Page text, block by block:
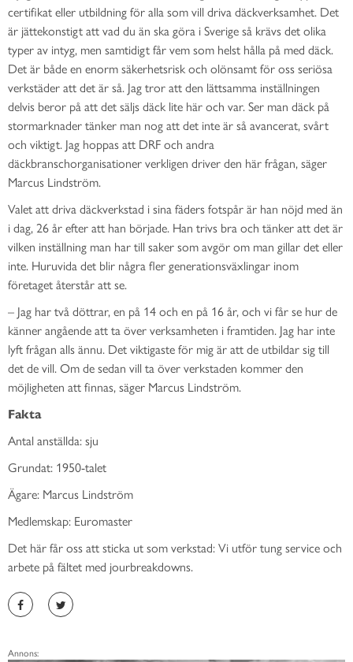
certifikat eller utbildning för alla som vill driva däckverksamhet. Det
är jättekonstigt att vad du än ska göra i Sverige så krävsdetolika
typer av intyg, men samtidigt får vem som helst hålla på med däck.
Det är både en enorm säkerhetsrisk och olönsamt för oss seriösa
verkstäder att det är så. Jag tror att den lättsamma inställningen
delvis beror på att det säljs däck lite här och var. Ser man däck på
stormarknader tänker man nog att det inte är så avancerat, svårt
och viktigt. Jag hoppas att DRFoch andra
däckbranschorganisationer verkligen driver den här frågan, säger
Marcus Lindström.
Valet att driva däckverkstad i sina fäders fotspår är han nöjd med än
i dag, 26 år efter att han började. Han trivs bra och tänker att det är
vilken inställning man har till saker som avgör om man gillar det eller
inte. Huruvida det blir några fler generationsväxlingar inom
företaget återstår att se.
– Jag har två döttrar, en på 14 och en på 16 år, och vi får se hur de
känner angående att ta över verksamheten i framtiden. Jag har inte
lyft frågan alls ännu. Det viktigaste för mig är att de utbildar sig till
det de vill. Om de sedan vill ta över verkstaden kommer den
möjligheten att finnas, säger Marcus Lindström.
Fakta
Antal anställda:sju
Grundat: 1950-talet
Ägare: Marcus Lindström
Medlemskap: Euromaster
Det här får oss att sticka ut som verkstad:Vi utför tung service och
arbete på fältet med jourbreakdowns.
Annons: